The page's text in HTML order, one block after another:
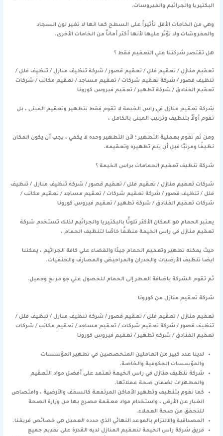
البكتيريا والجراثيم والفيروسات.
وهي من الخامات الأقل تأثيراً على السطح كما انها لا تغير لون السجاد
والمفروشات ولا تؤثر عليها لأنها أكثر أماناً من الخامات الأخرى.
هل تقتصر شركتنا علي التعقيم فقط ؟
تعقيم منازل / تعقيم فلل / تعقيم قصور / شركة تنظيف منازل / تنظيف فلل /
تنظيف قصور / شركة تعقيم شركات / تعقيم مساجد / تعقيم مكاتب / شركات
تعقيم الفنادق / شركة تطهير / تعقيم فيروس كورونا
شركة تعقيم منازل في راس الخيمة لا تقوم فقط بتطهير وتعقيم المبنى ، بل
تقوم أولاً بتنظيف وترتيب المبنى بالكامل ،
ومن ثم تقوم بعملية التطهير ؛ لأن التطهير وحده لا يكفي ، يجب أن يكون المكان
نظيفًا ومرتبًا قبل أن يتم تطهيره وتعقيمه.
شركة تنظيف تعقيم الحمامات براس الخيمة ؟
شركات تعقيم منازل / تعقيم فلل / تعقيم قصور / شركة تنظيف منازل / تنظيف
فلل / تنظيف قصور / شركة تعقيم شركات / تعقيم مساجد / تعقيم مكاتب /
شركات تعقيم الفنادق / شركة تطهير / تعقيم فيروس كورونا
يعتبر الحمام هو المكان الأكثر تلوثًا بالبكتيريا والجراثيم لذلك تستخدم شركة
تعقيم منازل في راس الخيمة منظفًا خاصًا لتنظيف الحمام ،
حيث يمكنه تطهير وتعقيم الحمام جيدًا والقضاء علي كافة الجراثيم ، يمكننا
ايضا تنظيف الأرضيات والجدران والمراحيض والمصارف والحنفيات.
ثم تقوم الشركة باضافة العطر إلى الحمام للحصول علي جو مريح وجميل.
شركة تعقيم منازل من كورونا
تعقيم منازل / تعقيم فلل / تعقيم قصور / شركة تنظيف منازل / تنظيف فلل /
تنظيف قصور / شركة تعقيم شركات / تعقيم مساجد / تعقيم مكاتب / شركات
تعقيم الفنادق / شركة تطهير / تعقيم فيروس كورونا
لدينا عدد كبير من العاملين المتخصصين في تطهير المؤسسات
والمؤسسات الحكومية والخاصة.
شركة تنظيف منازل في راس الخيمة تعتمد على أفضل مواد التعقيم
والمطهرات لضمان صحة عملائها.
كما نقوم بتنظيف وتطهير الأماكن المرتفعة كالسقف والأرضية ، وامتصاص
الغبار عن الأرض ، واستخدام مواد معقمة مصرح بها من وزارة الصحة
للتحقق من صحة العملاء.
المصداقية والالتزام بالموعد النهائي الذي حدده العميل هي خصائص فريقنا.
فريق شركة راس الخيمة لتعقيم المنازل لديه القدرة على تقديم جميع